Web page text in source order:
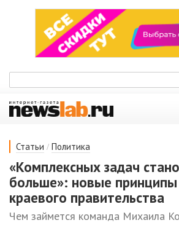
Статьи / Политика
«Комплексных задач
больше»: новые
краевого правительства
Чем займется команда Михаила